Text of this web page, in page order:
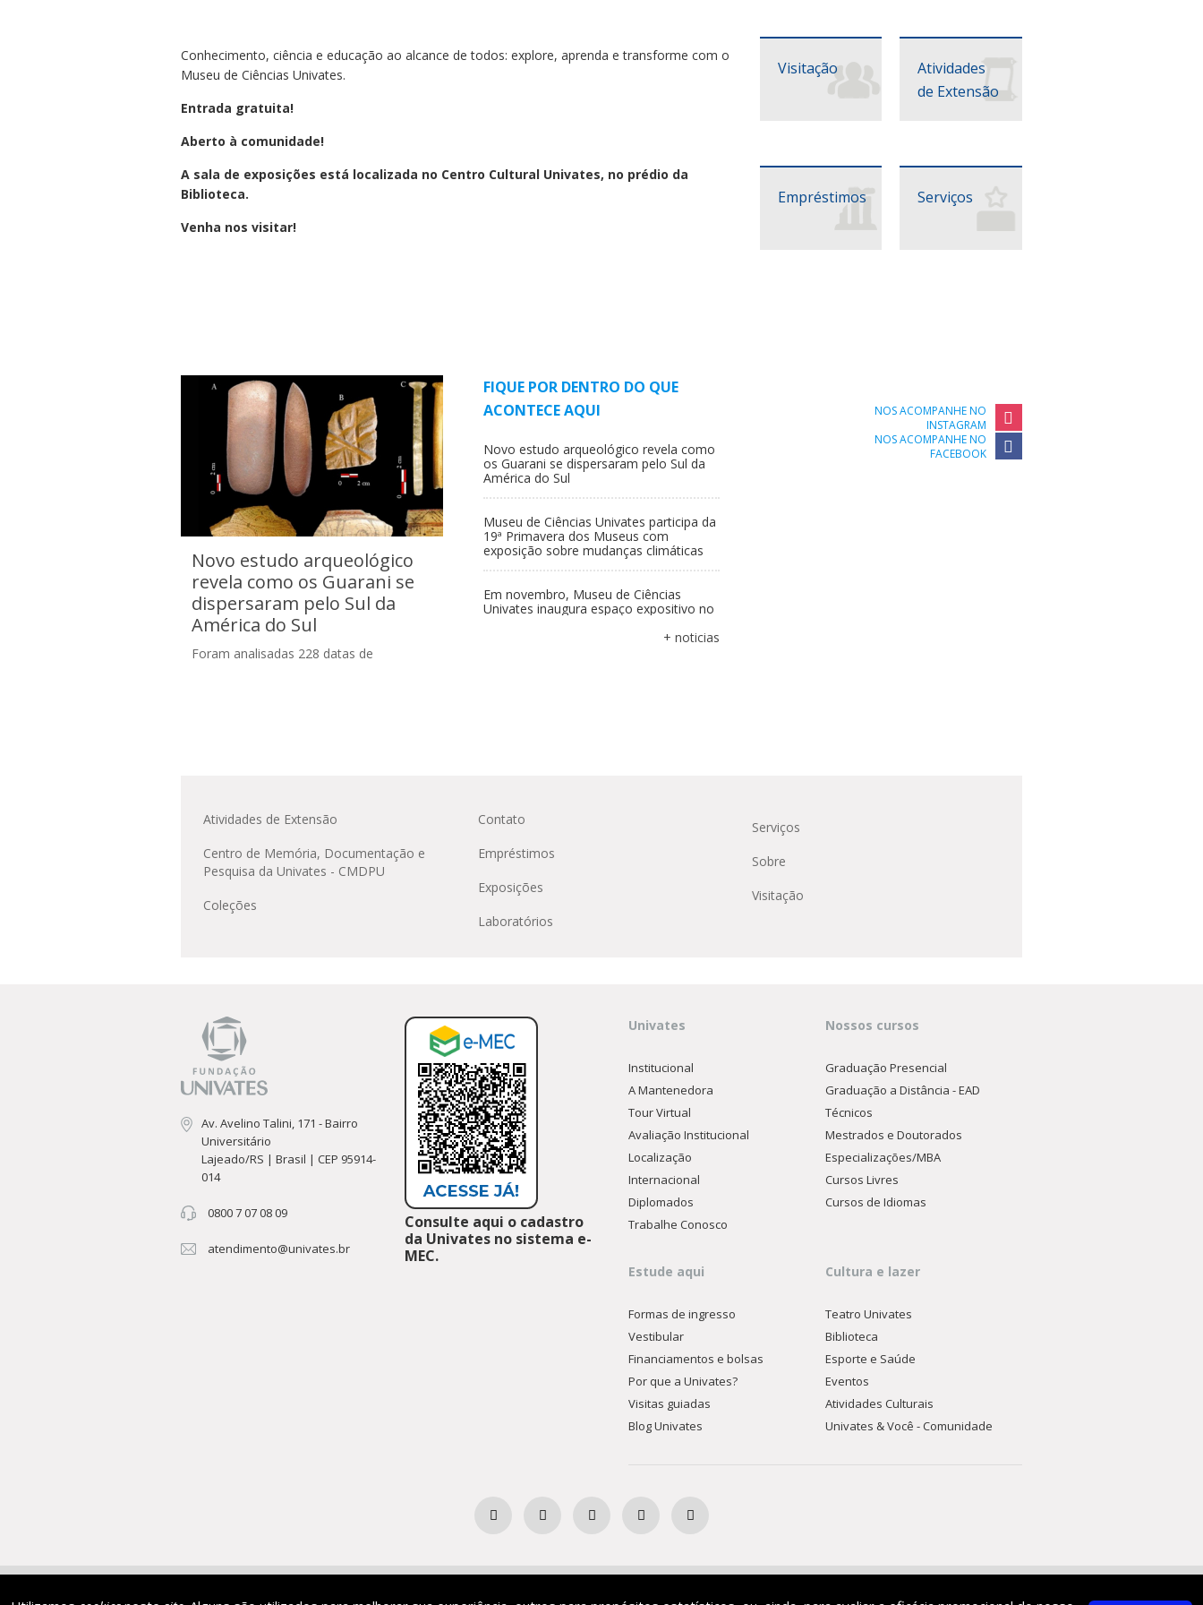
Conhecimento, ciência e educação ao alcance de todos: explore, aprenda e transforme com o
Museu de Ciências Univates.
Entrada gratuita!
Aberto à comunidade!
A sala de exposições está localizada no Centro Cultural Univates, no prédio da
Biblioteca.
Venha nos visitar!
Visitação
Atividades
de Extensão
Empréstimos Serviços
Novo estudo arqueológico revela como os Guarani se dispersaram
Novo estudo arqueológico
revela como os Guarani se
dispersaram pelo Sul da
América do Sul
Foram analisadas 228 datas de
FIQUE POR DENTRO DO QUE
ACONTECE AQUI
Novo estudo arqueológico revela como
os Guarani se dispersaram pelo Sul da
América do Sul
Museu de Ciências Univates participa da
19ª Primavera dos Museus com
exposição sobre mudanças climáticas
Em novembro, Museu de Ciências
Univates inaugura espaço expositivo no
+ noticias
NOS ACOMPANHE NO
INSTAGRAM
NOS ACOMPANHE NO
FACEBOOK
Atividades de Extensão
Centro de Memória, Documentação e
Pesquisa da Univates - CMDPU
Coleções
Contato
Empréstimos
Exposições
Laboratórios
Serviços
Sobre
Visitação
Av. Avelino Talini, 171 - Bairro
Universitário
Lajeado/RS | Brasil | CEP 95914-
014
0800 7 07 08 09
atendimento@univates.br
Consulte aqui o cadastro
da Univates no sistema e-
MEC.
Univates
Institucional
A Mantenedora
Tour Virtual
Avaliação Institucional
Localização
Internacional
Diplomados
Trabalhe Conosco
Nossos cursos
Graduação Presencial
Graduação a Distância - EAD
Técnicos
Mestrados e Doutorados
Especializações/MBA
Cursos Livres
Cursos de Idiomas
Estude aqui
Formas de ingresso
Vestibular
Financiamentos e bolsas
Por que a Univates?
Visitas guiadas
Blog Univates
Cultura e lazer
Teatro Univates
Biblioteca
Esporte e Saúde
Eventos
Atividades Culturais
Univates & Você - Comunidade